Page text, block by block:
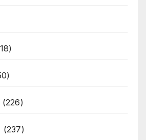
(226)
(237)